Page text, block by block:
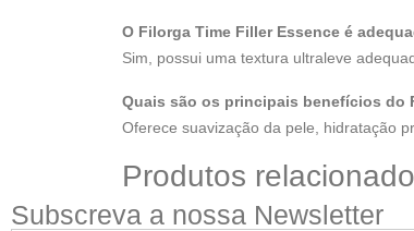
O Filorga Time Filler Essence é
Sim, possui uma textura ultraleve
Quais são os principais benefícios do
Oferece suavização da pele, hidratação
Produtos
Subscreva a nossa Newsletter